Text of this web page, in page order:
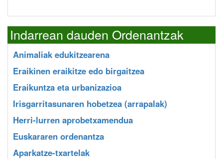
Indarrean dauden Ordenantzak
Animaliak edukitzearena
Eraikinen eraikitze edo birgaitzea
Eraikuntza eta urbanizazioa
Irisgarritasunaren hobetzea (arrapalak)
Herri-lurren aprobetxamendua
Euskararen ordenantza
Aparkatze-txartelak